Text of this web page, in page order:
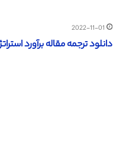
2022-11-01
دانلود ترجمه مقاله برآورد استراتژی